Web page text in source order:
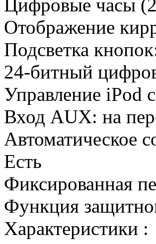
Цифровые часы
Отображение
Подсветка
24-битный
Управление
Вход AUX: на
Автоматическое
Есть
Фиксированная
Функция
Характеристики :